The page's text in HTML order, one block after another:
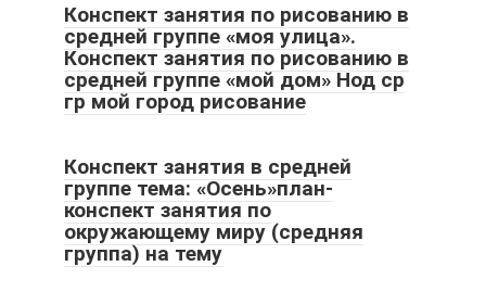
Конспект занятия по рисованию в
средней группе «моя улица».
Конспект занятия по рисованию в
средней группе «мой дом» Нод ср
гр мой город рисование
Конспект занятия в средней
группе тема: «Осень»план-
конспект занятия по
окружающему миру (средняя
группа) на тему